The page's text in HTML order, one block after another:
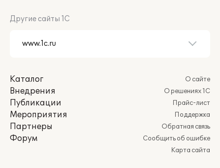
Другие сайты 1С
Каталог
Внедрения
Публикации
Мероприятия
Партнеры
Форум
О сайте
О решениях 1С
Прайс-лист
Поддержка
Обратная связь
Сообщить об ошибке
Карта сайта